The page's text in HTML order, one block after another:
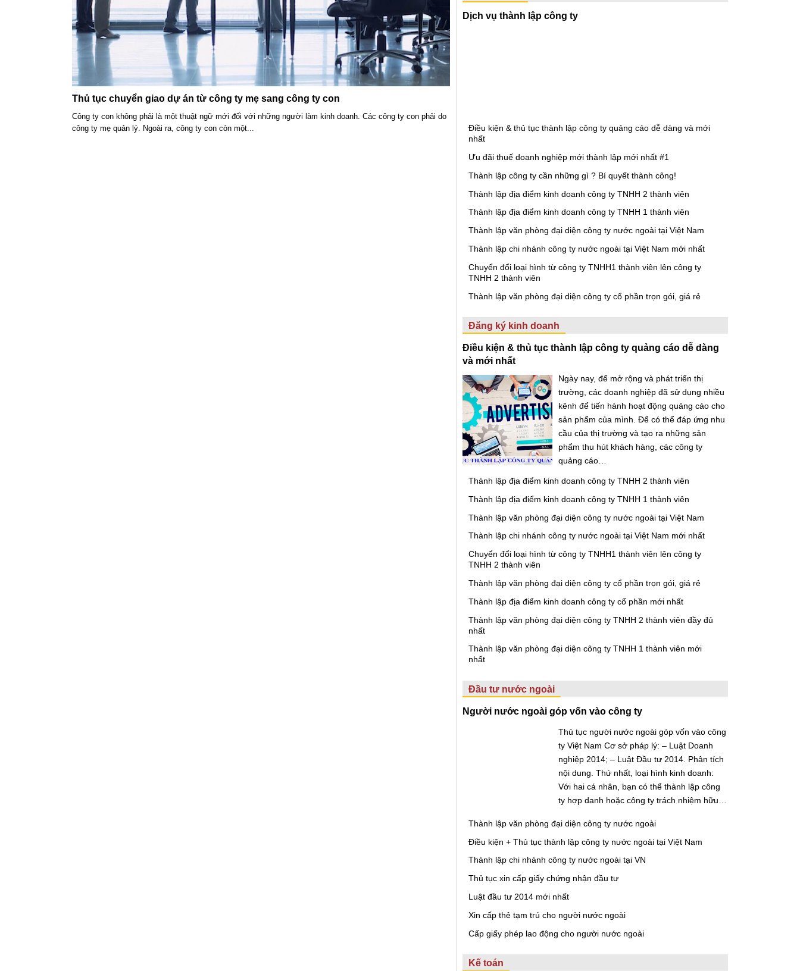
Thủ tục chuyển giao dự án từ công ty mẹ sang công ty con
Công ty con không phải là một thuật ngữ mới đối với những người làm kinh doanh. Các công ty con phải do
công ty mẹ quản lý. Ngoài ra, công ty con còn một...
Dịch vụ thành lập công ty
Điều kiện & thủ tục thành lập công ty quảng cáo dễ dàng và mới
nhất
Ưu đãi thuế doanh nghiệp mới thành lập mới nhất #1
Thành lập công ty cần những gì ? Bí quyết thành công!
Thành lập địa điểm kinh doanh công ty TNHH 2 thành viên
Thành lập địa điểm kinh doanh công ty TNHH 1 thành viên
Thành lập văn phòng đại diện công ty nước ngoài tại Việt Nam
Thành lập chi nhánh công ty nước ngoài tại Việt Nam mới nhất
Chuyển đổi loại hình từ công ty TNHH1 thành viên lên công ty
TNHH 2 thành viên
Thành lập văn phòng đại diện công ty cổ phần trọn gói, giá rẻ
Đăng ký kinh doanh
Điều kiện & thủ tục thành lập công ty quảng cáo dễ dàng
và mới nhất
Ngày nay, để mở rộng và phát triển thị
trường, các doanh nghiệp đã sử dụng nhiều
kênh để tiến hành hoạt động quảng cáo cho
sản phẩm của mình. Để có thể đáp ứng nhu
cầu của thị trường và tạo ra những sản
phẩm thu hút khách hàng, các công ty
quảng cáo…
Thành lập địa điểm kinh doanh công ty TNHH 2 thành viên
Thành lập địa điểm kinh doanh công ty TNHH 1 thành viên
Thành lập văn phòng đại diện công ty nước ngoài tại Việt Nam
Thành lập chi nhánh công ty nước ngoài tại Việt Nam mới nhất
Chuyển đổi loại hình từ công ty TNHH1 thành viên lên công ty
TNHH 2 thành viên
Thành lập văn phòng đại diện công ty cổ phần trọn gói, giá rẻ
Thành lập địa điểm kinh doanh công ty cổ phần mới nhất
Thành lập văn phòng đại diện công ty TNHH 2 thành viên đầy đủ
nhất
Thành lập văn phòng đại diện công ty TNHH 1 thành viên mới
nhất
Đầu tư nước ngoài
Người nước ngoài góp vốn vào công ty
Thủ tục người nước ngoài góp vốn vào công
ty Việt Nam Cơ sở pháp lý: – Luật Doanh
nghiệp 2014; – Luật Đầu tư 2014. Phân tích
nội dung. Thứ nhất, loại hình kinh doanh:
Với hai cá nhân, bạn có thể thành lập công
ty hợp danh hoặc công ty trách nhiệm hữu…
Thành lập văn phòng đại diện công ty nước ngoài
Điều kiện + Thủ tục thành lập công ty nước ngoài tại Việt Nam
Thành lập chi nhánh công ty nước ngoài tại VN
Thủ tục xin cấp giấy chứng nhận đầu tư
Luật đầu tư 2014 mới nhất
Xin cấp thẻ tạm trú cho người nước ngoài
Cấp giấy phép lao động cho người nước ngoài
Kế toán